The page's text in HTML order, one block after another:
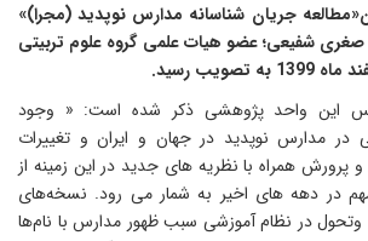
جریان شناسانه مدارس نوپدید (مجرا)»
صغری شفیعی؛ عضو هیات علمی گروه علوم تربیتی
رسید.
این واحد پژوهشی ذکر شده است: « وجود
در مدارس نوپدید در جهان و ایران و تغییرات
همراه با نظریه های جدید در این زمینه از
در دهه های اخیر به شمار می رود. نسخه‌های
وتحول در نظام آموزشی سبب ظهور مدارس با نام‌ها